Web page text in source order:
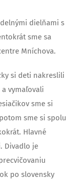
dielňami s
sme sa
Mníchova.
si deti nakreslili
vymaľovali
sme si
sme si spolu
Hlavné
Divadlo je
po slovensky